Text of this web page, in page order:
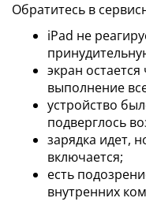
Обратитесь в
iPad не
экран
выполнение
устройство
подверглось
зарядка идет,
включается;
есть
внутренних